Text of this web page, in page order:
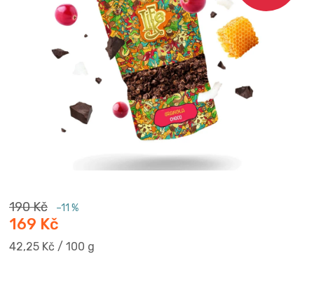
hvězdiček.
190 Kč –11 %
169 Kč
Měrná
42,25 Kč / 100 g